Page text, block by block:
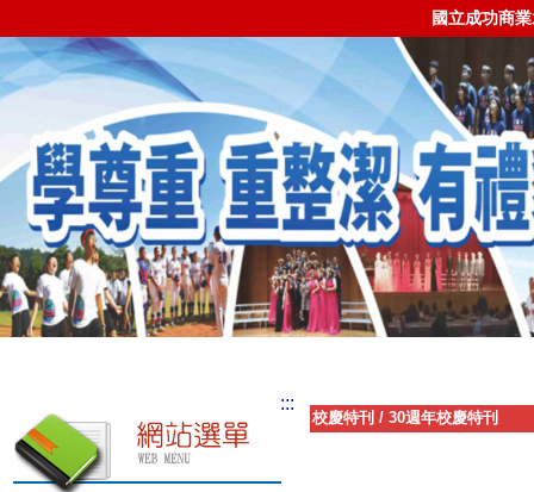
國立成功商
:::
校慶特刊 / 30週年校慶特刊